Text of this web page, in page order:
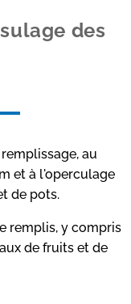
des
au
et à l'operculage
de pots.
remplis, y compris
de fruits et de